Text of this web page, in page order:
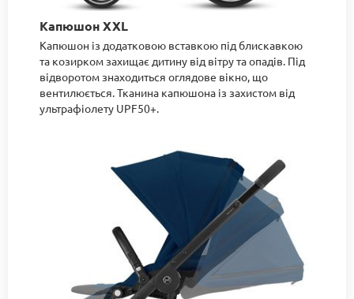
Капюшон XXL
Капюшон із додатковою вставкою під блискавкою
та козирком захищає дитину від вітру та опадів. Під
відворотом знаходиться оглядове вікно, що
вентилюється. Тканина капюшона із захистом від
ультрафіолету UPF50+.